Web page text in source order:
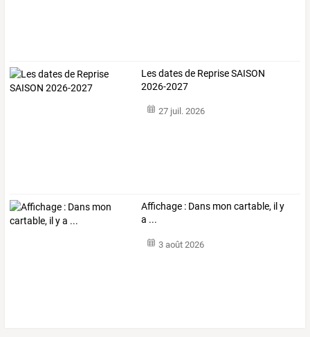
Les dates de Reprise SAISON
2026-2027
27 juil. 2026
Affichage : Dans mon cartable, il y
a ...
3 août 2026